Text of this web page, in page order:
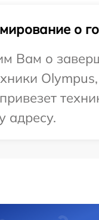
о
Вам о
адресу.